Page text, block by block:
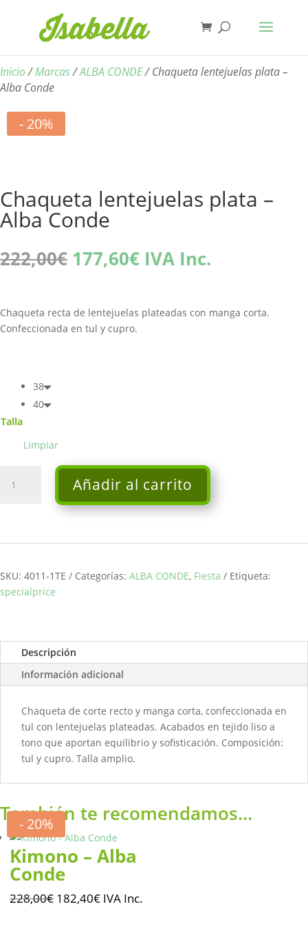
Inicio/Marcas/ALBA CONDE/ Chaqueta lentejuelas plata –
Alba Conde
- 20%
Chaqueta lentejuelas plata –
Alba Conde
222,00€ El
precio
era:
222,00€.
177,60€El
precio
es:
177,60€.
IVA Inc.
Chaqueta recta de lentejuelas plateadas con manga corta.
Confeccionada en tul y cupro.
Talla
38
40
Limpiar
lentejuelas
Añadir al carrito
SKU: 4011-1TE Categorías: ALBA CONDE, Fiesta
Etiqueta:
specialprice
Descripción
Información adicional
Chaqueta de corte recto y manga corta, confeccionada en
tul con lentejuelas plateadas. Acabados en tejido liso a
tono que aportan equilibrio y sofisticación. Composición:
tul y cupro. Talla amplio.
También te recomendamos…
- 20%
Kimono – Alba
Conde
228,00€ El
182,40€ElIVA Inc.